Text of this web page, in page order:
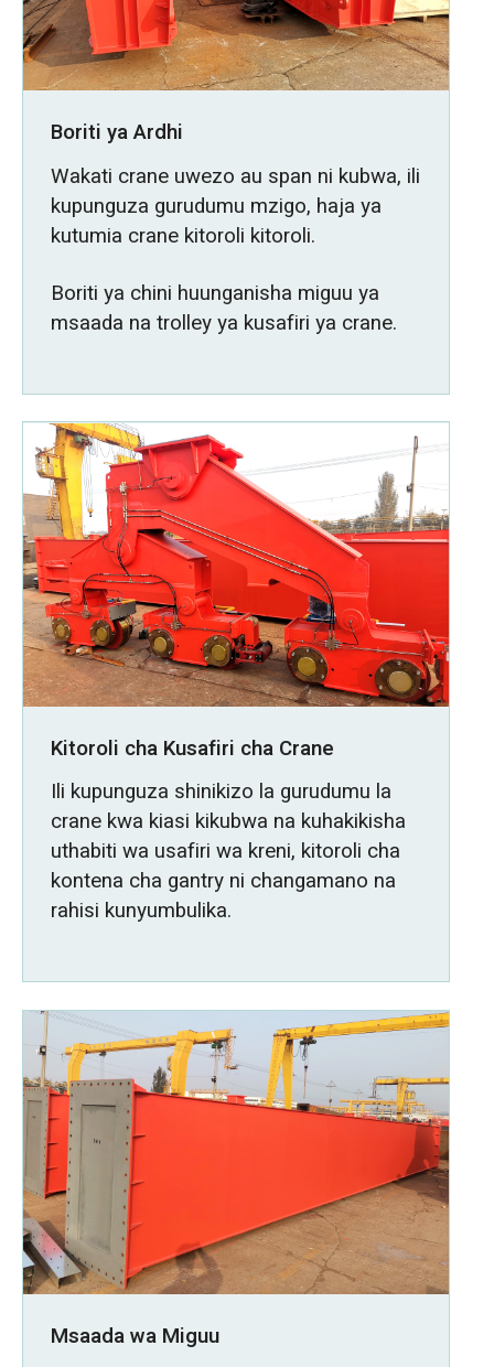
Boriti ya Ardhi
Wakati crane uwezo au span ni kubwa, ili
kupunguza gurudumu mzigo, haja ya
kutumia crane kitoroli kitoroli.
Boriti ya chini huunganisha miguu ya
msaada na trolley ya kusafiri ya crane.
Kitoroli cha Kusafiri cha Crane
Ili kupunguza shinikizo la gurudumu la
crane kwa kiasi kikubwa na kuhakikisha
uthabiti wa usafiri wa kreni, kitoroli cha
kontena cha gantry ni changamano na
rahisi kunyumbulika.
Msaada wa Miguu